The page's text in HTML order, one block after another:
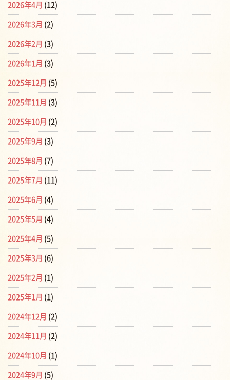
2026年4月 (12)
2026年3月 (2)
2026年2月 (3)
2026年1月 (3)
2025年12月 (5)
2025年11月 (3)
2025年10月 (2)
2025年9月 (3)
2025年8月 (7)
2025年7月 (11)
2025年6月 (4)
2025年5月 (4)
2025年4月 (5)
2025年3月 (6)
2025年2月 (1)
2025年1月 (1)
2024年12月 (2)
2024年11月 (2)
2024年10月 (1)
2024年9月 (5)